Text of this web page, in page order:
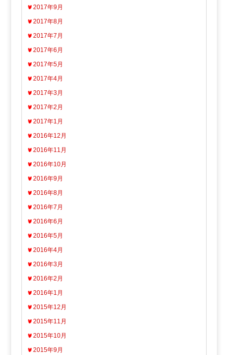
2017年9月
2017年8月
2017年7月
2017年6月
2017年5月
2017年4月
2017年3月
2017年2月
2017年1月
2016年12月
2016年11月
2016年10月
2016年9月
2016年8月
2016年7月
2016年6月
2016年5月
2016年4月
2016年3月
2016年2月
2016年1月
2015年12月
2015年11月
2015年10月
2015年9月